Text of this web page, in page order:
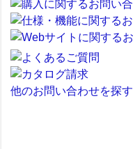
他のお問い合わせを探す